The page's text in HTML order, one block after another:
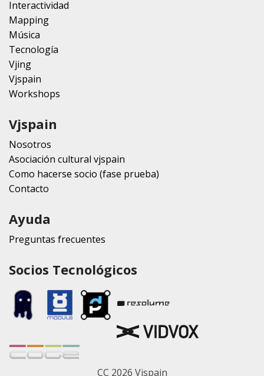
Interactividad
Mapping
Música
Tecnología
Vjing
Vjspain
Workshops
Vjspain
Nosotros
Asociación cultural vjspain
Como hacerse socio (fase prueba)
Contacto
Ayuda
Preguntas frecuentes
Socios Tecnológicos
CC 2026 Vjspain